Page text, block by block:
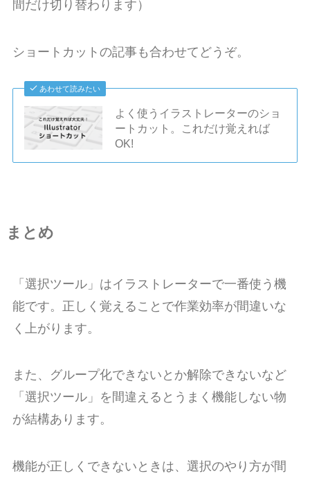
間だけ切り替わります）
ショートカットの記事も合わせてどうぞ。
あわせて読みたい
よく使うイラストレーターのショ
ートカット。これだけ覚えれば
OK!
まとめ
「選択ツール」はイラストレーターで一番使う機
能です。正しく覚えることで作業効率が間違いな
く上がります。
また、グループ化できないとか解除できないなど
「選択ツール」を間違えるとうまく機能しない物
が結構あります。
機能が正しくできないときは、選択のやり方が間